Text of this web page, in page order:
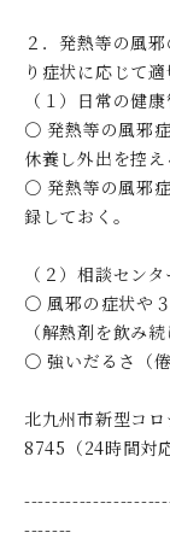
２．発熱等の風
り症状に応じて
（１）日常の健
〇 発熱等の風邪
休養し外出を控
〇 発熱等の風邪
録しておく。
（２）相談セン
〇 風邪の症状や
（解熱剤を飲み
〇 強いだるさ（
北九州市新型コ
8745（24時間対応
-------